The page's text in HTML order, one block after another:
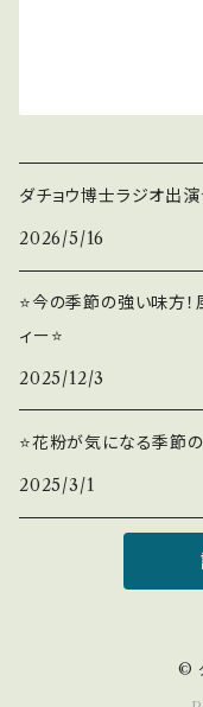
ダチョウ博士ラジオ
2026/5/16
⭐️今の季節の強い味方
ィー⭐️
2025/12/3
⭐️花粉が気になる季節
2025/3/1
©